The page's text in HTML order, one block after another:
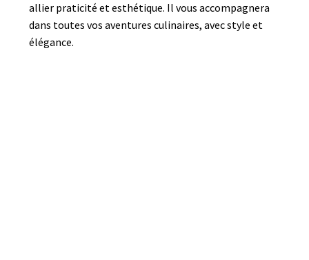
allier praticité et esthétique. Il vous accompagnera
dans toutes vos aventures culinaires, avec style et
élégance.